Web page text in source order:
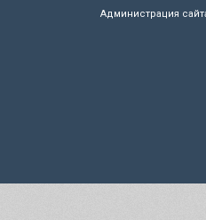
Администрация